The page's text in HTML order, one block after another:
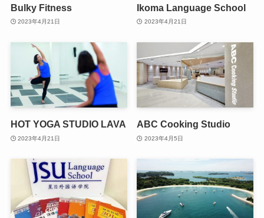
Bulky Fitness
2023年4月21日
Ikoma Language School
2023年4月21日
HOT YOGA STUDIO LAVA
2023年4月21日
ABC Cooking Studio
2023年4月5日